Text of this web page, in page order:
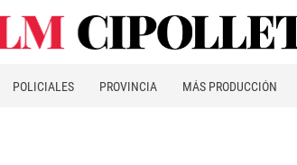
POLICIALES PROVINCIA MÁS PRODUCCIÓN